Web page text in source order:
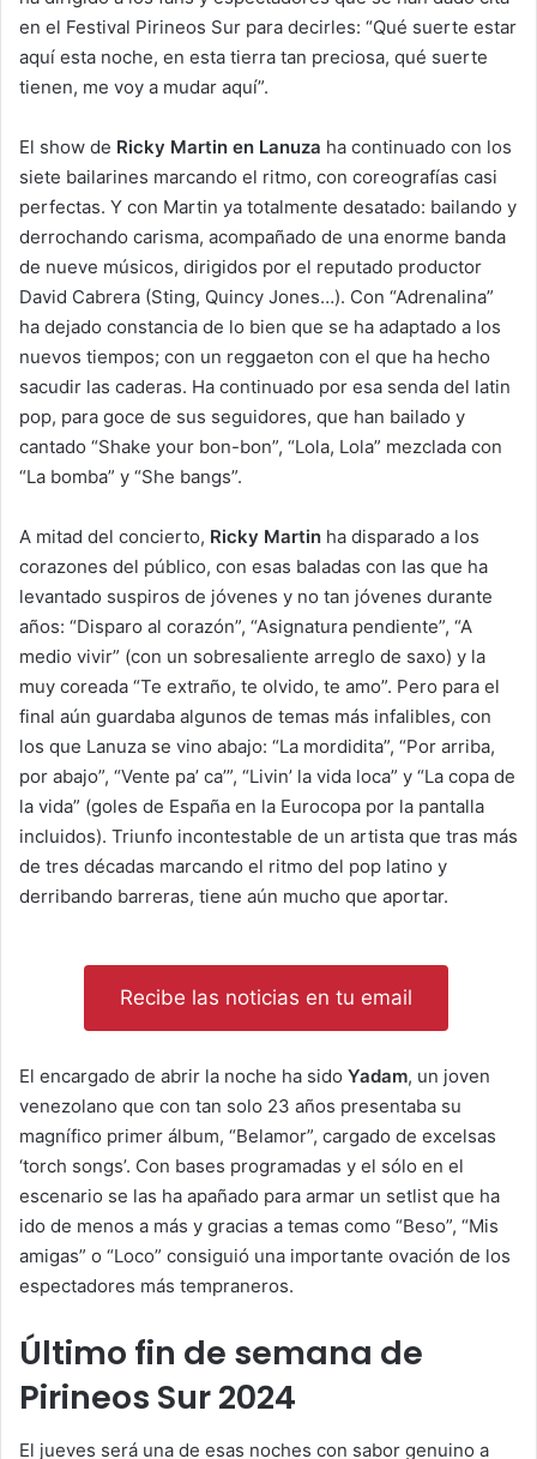
en el Festival Pirineos Sur para decirles: “Qué suerte estar
aquí esta noche, en esta tierra tan preciosa, qué suerte
tienen, me voy a mudar aquí”.
El show de Ricky Martin en Lanuza ha continuado con los
siete bailarines marcando el ritmo, con coreografías casi
perfectas. Y con Martin ya totalmente desatado: bailando y
derrochando carisma, acompañado de una enorme banda
de nueve músicos, dirigidos por el reputado productor
David Cabrera (Sting, Quincy Jones…). Con “Adrenalina”
ha dejado constancia de lo bien que se ha adaptado a los
nuevos tiempos; con un reggaeton con el que ha hecho
sacudir las caderas. Ha continuado por esa senda del latin
pop, para goce de sus seguidores, que han bailado y
cantado “Shake your bon-bon”, “Lola, Lola” mezclada con
“La bomba” y “She bangs”.
A mitad del concierto, Ricky Martin ha disparado a los
corazones del público, con esas baladas con las que ha
levantado suspiros de jóvenes y no tan jóvenes durante
años: “Disparo al corazón”, “Asignatura pendiente”, “A
medio vivir” (con un sobresaliente arreglo de saxo) y la
muy coreada “Te extraño, te olvido, te amo”. Pero para el
final aún guardaba algunos de temas más infalibles, con
los que Lanuza se vino abajo: “La mordidita”, “Por arriba,
por abajo”, “Vente pa’ ca’”, “Livin’ la vida loca” y “La copa de
la vida” (goles de España en la Eurocopa por la pantalla
incluidos). Triunfo incontestable de un artista que tras más
de tres décadas marcando el ritmo del pop latino y
derribando barreras, tiene aún mucho que aportar.
Recibe las noticias en tu email
El encargado de abrir la noche ha sido Yadam, un joven
venezolano que con tan solo 23 años presentaba su
magnífico primer álbum, “Belamor”, cargado de excelsas
‘torch songs’. Con bases programadas y el sólo en el
escenario se las ha apañado para armar un setlist que ha
ido de menos a más y gracias a temas como “Beso”, “Mis
amigas” o “Loco” consiguió una importante ovación de los
espectadores más tempraneros.
Último fin de semana de
Pirineos Sur 2024
El jueves será una de esas noches con sabor genuino a